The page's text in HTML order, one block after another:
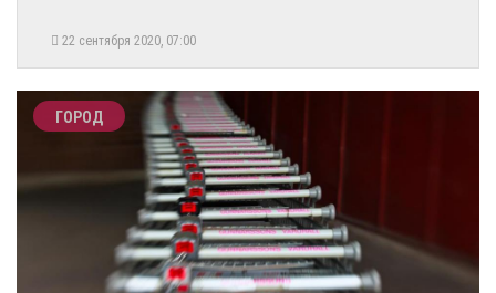
22 сентября 2020, 07:00
ГОРОД